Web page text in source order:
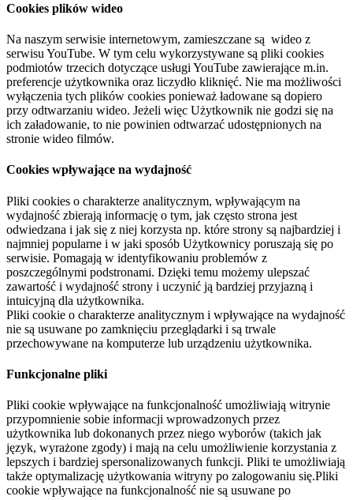
Cookies plików wideo
Na naszym serwisie internetowym, zamieszczane są wideo z
serwisu YouTube. W tym celu wykorzystywane są pliki cookies
podmiotów trzecich dotyczące usługi YouTube zawierające m.in.
preferencje użytkownika oraz liczydło kliknięć. Nie ma możliwości
wyłączenia tych plików cookies ponieważ ładowane są dopiero
przy odtwarzaniu wideo. Jeżeli więc Użytkownik nie godzi się na
ich załadowanie, to nie powinien odtwarzać udostępnionych na
stronie wideo filmów.
Cookies wpływające na wydajność
Pliki cookies o charakterze analitycznym, wpływającym na
wydajność zbierają informację o tym, jak często strona jest
odwiedzana i jak się z niej korzysta np. które strony są najbardziej i
najmniej popularne i w jaki sposób Użytkownicy poruszają się po
serwisie. Pomagają w identyfikowaniu problemów z
poszczególnymi podstronami. Dzięki temu możemy ulepszać
zawartość i wydajność strony i uczynić ją bardziej przyjazną i
intuicyjną dla użytkownika.
Pliki cookie o charakterze analitycznym i wpływające na wydajność
nie są usuwane po zamknięciu przeglądarki i są trwale
przechowywane na komputerze lub urządzeniu użytkownika.
Funkcjonalne pliki
Pliki cookie wpływające na funkcjonalność umożliwiają witrynie
przypomnienie sobie informacji wprowadzonych przez
użytkownika lub dokonanych przez niego wyborów (takich jak
język, wyrażone zgody) i mają na celu umożliwienie korzystania z
lepszych i bardziej spersonalizowanych funkcji. Pliki te umożliwiają
także optymalizację użytkowania witryny po zalogowaniu się.Pliki
cookie wpływające na funkcjonalność nie są usuwane po